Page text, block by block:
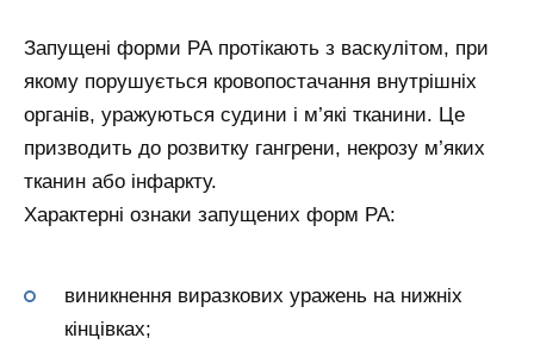
Запущені форми РА протікають з васкулітом, при
якому порушується кровопостачання внутрішніх
органів, уражуються судини і м’які тканини. Це
призводить до розвитку гангрени, некрозу м’яких
тканин або інфаркту.
Характерні ознаки запущених форм РА:
виникнення виразкових уражень на нижніх
кінцівках;